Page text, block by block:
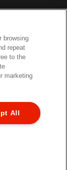
browsing
repeat
to the
marketing
All